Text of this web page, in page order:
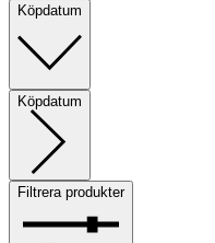
Köpdatum
Köpdatum
Filtrera produkter